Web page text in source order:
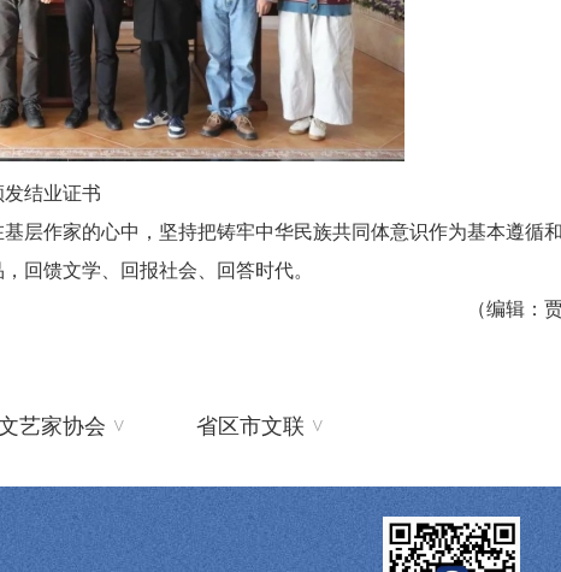
发结业证书
作家的心中，坚持把铸牢中华民族共同体意识作为基本遵循
回馈文学、回报社会、回答时代。
（编辑：
艺家协会 ^ 省区市文联 ^